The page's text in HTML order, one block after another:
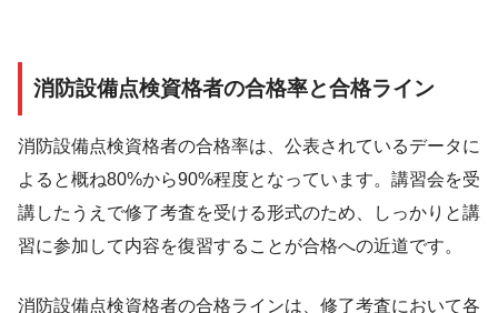
消防設備点検資格者の合格率と合格ライン
消防設備点検資格者の合格率は、公表されているデータに
よると概ね80%から90%程度となっています。講習会を受
講したうえで修了考査を受ける形式のため、しっかりと講
習に参加して内容を復習することが合格への近道です。
消防設備点検資格者の合格ラインは、修了考査において各